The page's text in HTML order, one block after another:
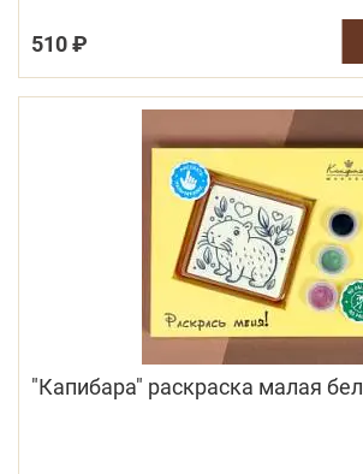
510 ₽
"Капибара" раскраска малая